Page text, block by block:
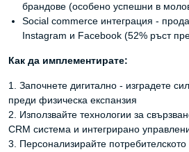
брандове (особено успешни в
Social commerce интеграция -
Instagram и Facebook (52% ръст
Как да имплементирате:
1. Започнете дигитално - изградете
преди физическа експанзия
2. Използвайте технологии за
CRM система и интегрирано
3. Персонализирайте